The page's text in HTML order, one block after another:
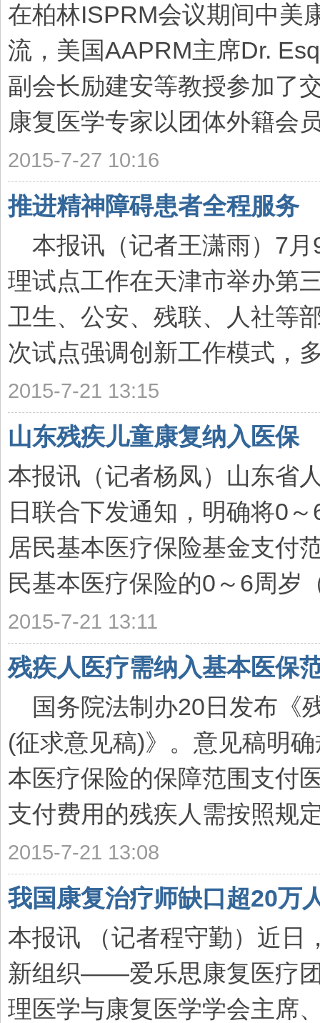
在柏林ISPRM会议期间中美
流，美国AAPRM主席Dr.
副会长励建安等教授参加了
康复医学专家以团体外籍会
2015-7-27 10:16
推进精神障碍患者全程服务
本报讯（记者王潇雨）7月
理试点工作在天津市举办第
卫生、公安、残联、人社等
次试点强调创新工作模式，
2015-7-21 13:15
山东残疾儿童康复纳入医保
本报讯（记者杨凤）山东省
日联合下发通知，明确将0
居民基本医疗保险基金支
民基本医疗保险的0～6周岁
2015-7-21 13:11
残疾人医疗需纳入基本医保
国务院法制办20日发布《
(征求意见稿)》。意见稿明
本医疗保险的保障范围支付
支付费用的残疾人需按照规
2015-7-21 13:08
我国康复治疗师缺口超20万
本报讯 （记者程守勤）近日
新组织——爱乐思康复医疗
理医学与康复医学学会主席